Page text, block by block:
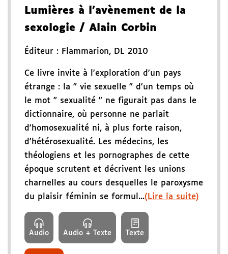
Lumières à l'avènement de la
sexologie / Alain Corbin
Éditeur : Flammarion, DL 2010
Ce livre invite à l'exploration d'un pays
étrange : la " vie sexuelle " d'un temps où
le mot " sexualité " ne figurait pas dans le
dictionnaire, où personne ne parlait
d'homosexualité ni, à plus forte raison,
d'hétérosexualité. Les médecins, les
théologiens et les pornographes de cette
époque scrutent et décrivent les unions
charnelles au cours desquelles le paroxysme
du plaisir féminin se formul...(Lire la suite)
Audio Audio + Texte Texte